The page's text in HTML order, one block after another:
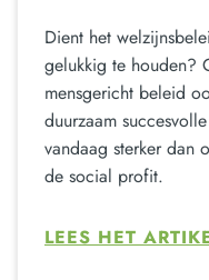
Dient het
gelukkig te houden?
mensgericht beleid
duurzaam
vandaag sterker dan
de social profit.
LEES HET